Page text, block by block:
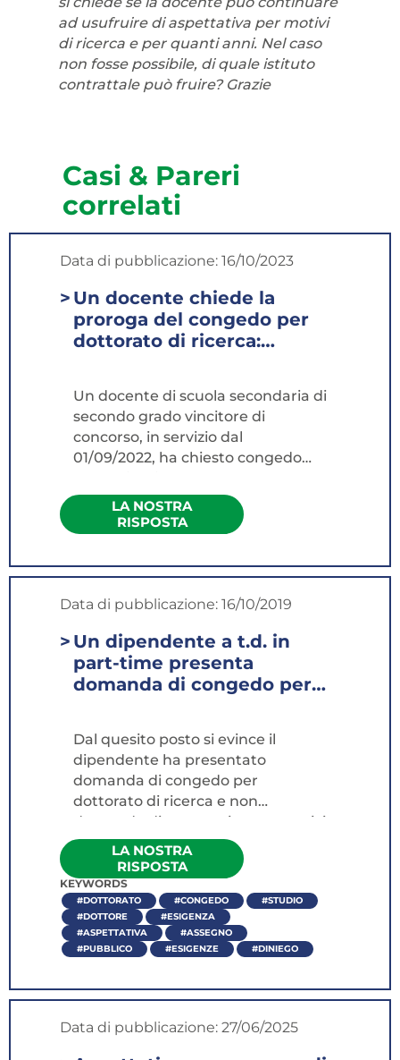
ad usufruire di aspettativa per motivi
di ricerca e per quanti anni. Nel caso
non fosse possibile, di quale istituto
contrattale può fruire? Grazie
Casi & Pareri
correlati
Data di pubblicazione: 16/10/2023
Un docente chiede la
proroga del congedo per
dottorato di ricerca:
assegni di ricerca, è
corretto?
Un docente di scuola secondaria di
secondo grado vincitore di
concorso, in servizio dal
01/09/2022, ha chiesto congedo
LA NOSTRA
RISPOSTA
Data di pubblicazione: 16/10/2019
Un dipendente a t.d. in
part-time presenta
domanda di congedo per
Dal quesito posto si evince il
dipendente ha presentato
domanda di congedo per
dottorato di ricerca e non
domanda di aspettativa per motivi
di studio ai sensi dell'art. 18 co. 2
del CCNL 2007. L'art. 2 della Legge
13 agosto 1984 n. 176, nella sua
formulazione attuale, prevede che
il pubblico dipendente ammesso
ai corsi di dottorato di ricerca è
compatibilmente con le esigenze
straordinario per motivi di studio
LA NOSTRA
RISPOSTA
KEYWORDS
#DOTTORATO #CONGEDO
#STUDIO
#DOTTORE
#ESIGENZA
#ASPETTATIVA
#ASSEGNO
#PUBBLICO
#ESIGENZE #DINIEGO
Data di pubblicazione: 27/06/2025